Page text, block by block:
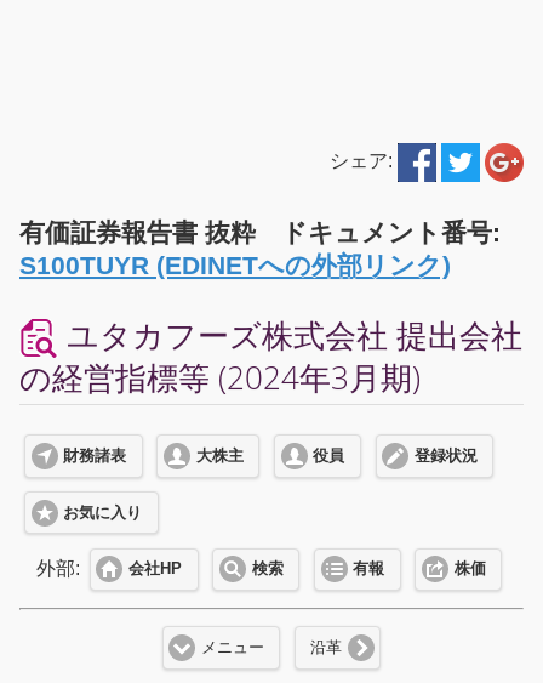
シェア:
有価証券報告書 抜粋 ドキュメント番号:
S100TUYR (EDINETへの外部リンク)
ユタカフーズ株式会社 提出会社
の経営指標等 (2024年3月期)
財務諸表 大株主 役員 登録状況
お気に入り
外部: 会社HP 検索 有報 株価
メニュー 沿革